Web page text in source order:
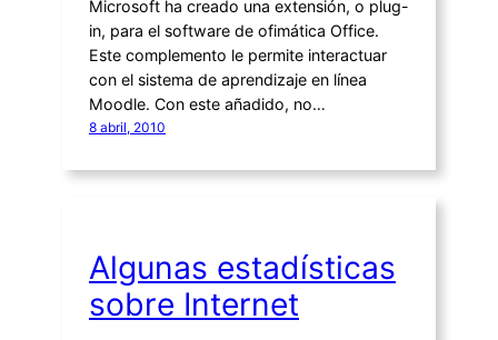
Microsoft ha creado una extensión, o plug-
in, para el software de ofimática Office.
Este complemento le permite interactuar
con el sistema de aprendizaje en línea
Moodle. Con este añadido, no…
8 abril, 2010
Algunas estadísticas
sobre Internet